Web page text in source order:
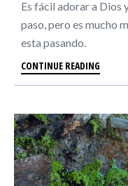
Es fácil adorar a Dios
paso, pero es mucho
esta pasando.
CONTINUE READING